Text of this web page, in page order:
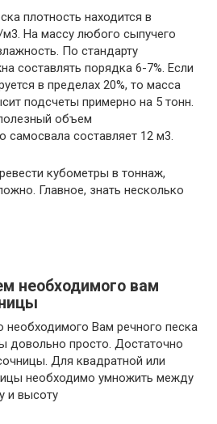
плотность находится в
На массу любого сыпучего
По стандарту
составлять порядка 6-7%. Если
в пределах 20%, то масса
подсчеты примерно на 5 тонн.
объем
самосвала составляет 12 м3.
кубометры в тоннаж,
Главное, знать несколько
необходимого вам
необходимого Вам речного песка
довольно просто. Достаточно
Для квадратной или
необходимо умножить между
и высоту